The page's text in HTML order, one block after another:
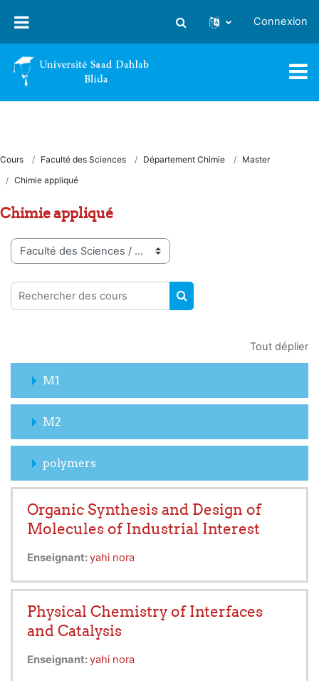
Activer/désactiver la saisie
Connexion
Cours Faculté des Sciences Département Chimie
Master
Chimie appliqué
Chimie appliqué
Catégories de cours
Rechercher des cours
RECHERCHER DES
Tout déplier
M1
M2
polymers
Organic Synthesis and Design of
Molecules of Industrial Interest
Enseignant:yahi nora
Physical Chemistry of Interfaces
and Catalysis
Enseignant:yahi nora